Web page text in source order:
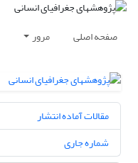
صفحه اصلی مرور
مقالات آماده انتشار
شماره جاری